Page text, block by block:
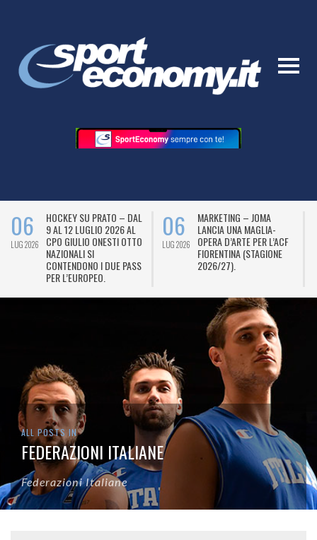
06
LUG 2026
HOCKEY SU PRATO – DAL
9 AL 12 LUGLIO 2026 AL
CPO GIULIO ONESTI OTTO
NAZIONALI SI
CONTENDONO I DUE PASS
PER L’EUROPEO.
06
LUG 2026
MARKETING – JOMA
LANCIA UNA MAGLIA-
OPERA D’ARTE PER L’ACF
FIORENTINA (STAGIONE
2026/27).
ALL POSTS IN
FEDERAZIONI ITALIANE
Federazioni Italiane